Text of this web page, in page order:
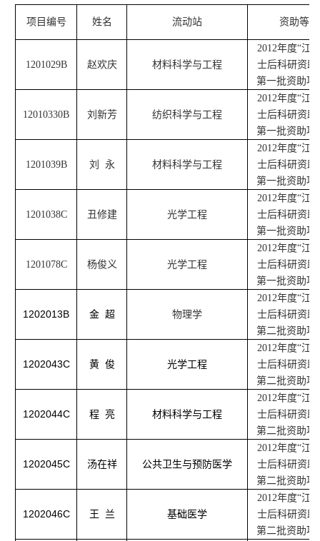
项目编号 姓名 流动站 资助等次
1201029B 赵欢庆 材料科学与工程
2012年度“江
士后科研资助
第一批资助项
12010330B 刘新芳 纺织科学与工程
2012年度“江
士后科研资助
第一批资助项
1201039B 刘 永 材料科学与工程
2012年度“江
士后科研资助
第一批资助项
1201038C 丑修建 光学工程
2012年度“江
士后科研资助
第一批资助项
1201078C 杨俊义 光学工程
2012年度“江
士后科研资助
第一批资助项
1202013B 金 超 物理学
2012年度“江
士后科研资助
第二批资助项
1202043C 黄 俊 光学工程
2012年度“江
士后科研资助
第二批资助项
1202044C 程 亮 材料科学与工程
2012年度“江
士后科研资助
第二批资助项
1202045C 汤在祥 公共卫生与预防医学
2012年度“江
士后科研资助
第二批资助项
1202046C 王 兰 基础医学
2012年度“江
士后科研资助
第二批资助项